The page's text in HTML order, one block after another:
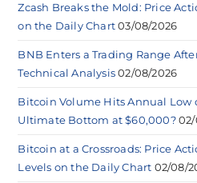
Zcash Breaks the Mold: Price
on the Daily Chart 03/08/2026
BNB Enters a Trading Range
Technical Analysis 02/08/2026
Bitcoin Volume Hits Annual Low
Ultimate Bottom at $60,000?
Bitcoin at a Crossroads: Price
Levels on the Daily Chart 02/08/